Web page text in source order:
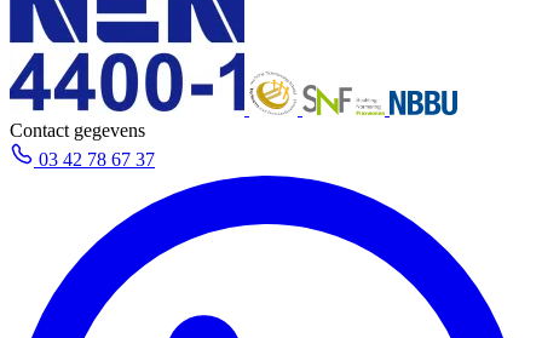
Contact gegevens
03 42 78 67 37